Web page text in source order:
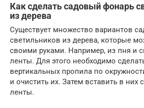
Как сделать садовый фонарь
из дерева
Существует множество вариантов
светильников из дерева, которые
своими руками. Например, из пня и
ленты. Для этого необходимо
вертикальных пропила по
и очистить их. Затем вставить в них
ленты.